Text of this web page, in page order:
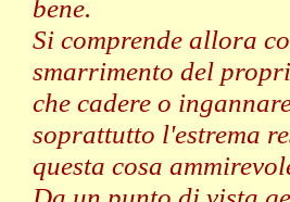
bene.
Si comprende allora
smarrimento del
che cadere o
soprattutto l'estrema
questa cosa